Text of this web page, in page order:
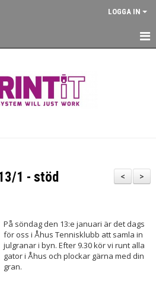
LOGGA IN
>
<
1 - stöd
På söndag den 13:e januari är det dags
för oss i Åhus Tennisklubb att samla in
julgranar i byn. Efter 9.30 kör vi runt alla
gator i Åhus och plockar gärna med din
gran.